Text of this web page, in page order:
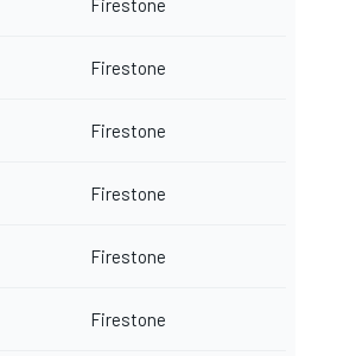
Firestone
Firestone
Firestone
Firestone
Firestone
Firestone